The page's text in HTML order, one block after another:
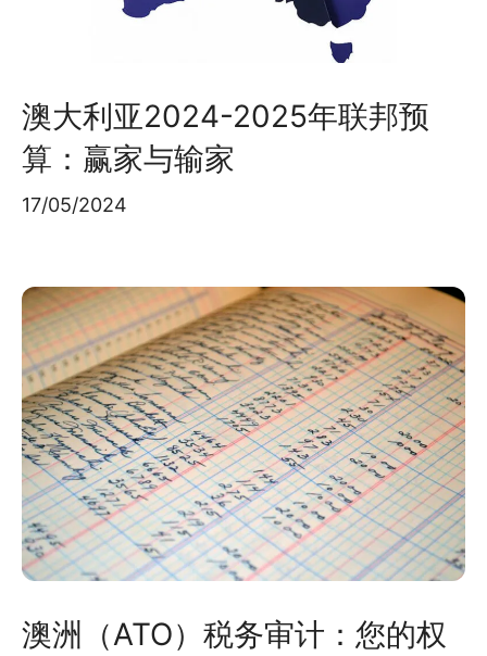
澳大利亚2024-2025年联邦预
算：赢家与输家
17/05/2024
澳洲（ATO）税务审计：您的权